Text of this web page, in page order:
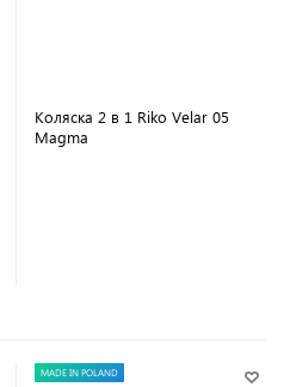
Коляска 2 в 1 Riko Velar 05
Magma
MADE IN POLAND